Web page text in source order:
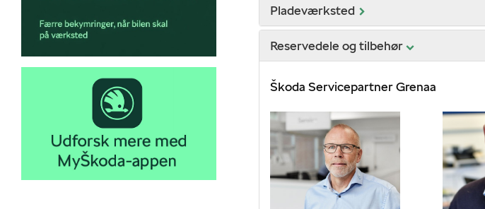
Pladeværksted
Reservedele og tilbehør
Škoda Servicepartner Grenaa